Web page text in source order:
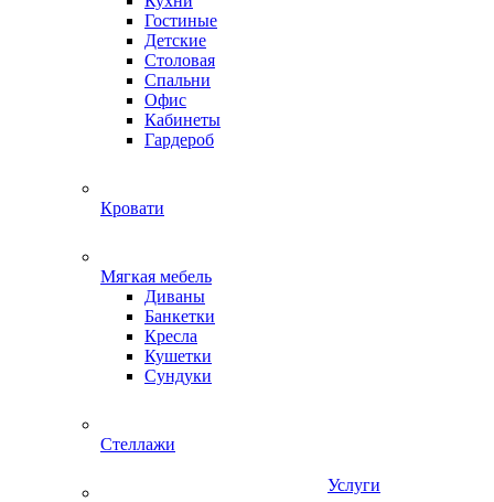
Гостиные
Детские
Столовая
Спальни
Офис
Кабинеты
Гардероб
Кровати
Мягкая мебель
Диваны
Банкетки
Кресла
Кушетки
Сундуки
Стеллажи
Услуги